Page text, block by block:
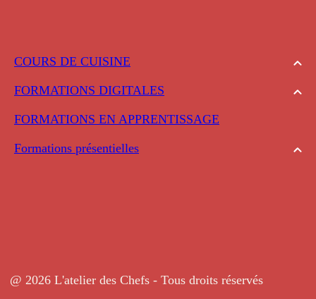
COURS DE CUISINE
FORMATIONS DIGITALES
FORMATIONS EN APPRENTISSAGE
Formations présentielles
@ 2026 L'atelier des Chefs - Tous droits réservés